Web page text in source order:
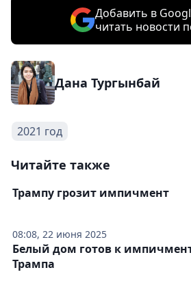
Добавить в
читать новости
Дана Тургынбай
2021 год
Читайте также
08:08, 22 июня 2025
Трампу грозит импичмент
Белый дом готов к
Трампа